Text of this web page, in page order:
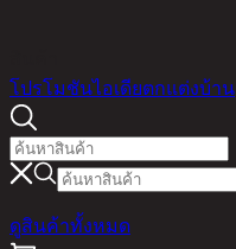
โปรโมชันไอเดียตกแต่งบ้าน
ดูสินค้าทั้งหมด